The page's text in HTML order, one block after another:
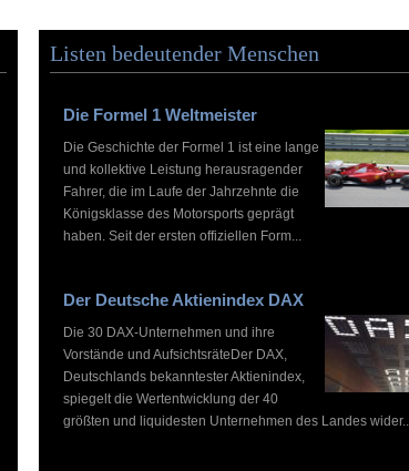
Listen bedeutender Menschen
Die Formel 1 Weltmeister
Die Geschichte der Formel 1 ist eine lange
und kollektive Leistung herausragender
Fahrer, die im Laufe der Jahrzehnte die
Königsklasse des Motorsports geprägt
haben. Seit der ersten offiziellen Form...
Der Deutsche Aktienindex DAX
Die 30 DAX-Unternehmen und ihre
Vorstände und AufsichtsräteDer DAX,
Deutschlands bekanntester Aktienindex,
spiegelt die Wertentwicklung der 40
größten und liquidesten Unternehmen des Landes wider....